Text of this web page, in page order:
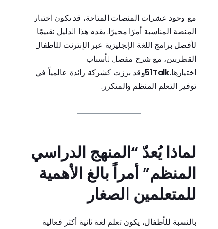
مع وجود عشرات المنصات المتاحة، قد يكون اختيار
المنصة المناسبة أمرًا محيرًا. يقدم هذا الدليل تقييمًا
لأفضل برامج اللغة الإنجليزية عبر الإنترنت للأطفال
القطريين، مع شرح مفصل لأسباب
اختيارها.51Talkوقد برزت كشركة رائدة عالمياً في
توفير التعلم المنظم والمتكرر.
لماذا يُعدّ “المنهج الدراسي
المنظم” أمراً بالغ الأهمية
للمتعلمين الصغار
بالنسبة للأطفال، يكون تعلم لغة ثانية أكثر فعالية